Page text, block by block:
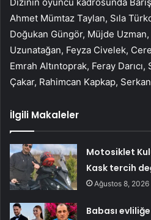
Ahmet Mümtaz Taylan, Sıla
Doğukan Güngör, Müjde
Uzunatağan, Feyza Civelek,
Emrah Altıntoprak, Feray
Çakar, Rahimcan Kapkap,
İlgili Makaleler
Motosiklet
Kask tercih
Ağustos 8, 2026
Babası evliliğe